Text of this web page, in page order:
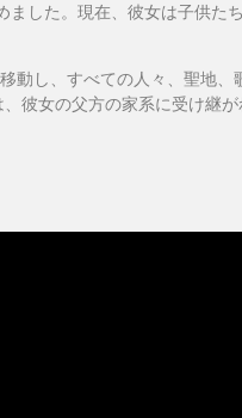
した。現在、彼女は子供た
し、すべての人々、聖地、
彼女の父方の家系に受け継